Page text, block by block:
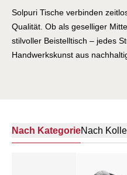
Solpuri Tische verbinden
Qualität. Ob als geselliger
stilvoller Beistelltisch – jedes
Handwerkskunst aus
Nach KategorieNach